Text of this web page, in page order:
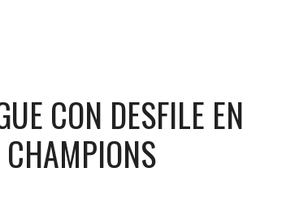
CON DESFILE EN